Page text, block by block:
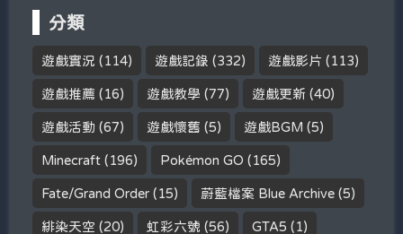
分類
遊戲實況 (114) 遊戲記錄 (332) 遊戲影片 (113)
遊戲推薦 (16) 遊戲教學 (77) 遊戲更新 (40)
遊戲活動 (67) 遊戲懷舊 (5) 遊戲BGM (5)
Minecraft (196) Pokémon GO (165)
Fate/Grand Order (15) 蔚藍檔案 Blue Archive (5)
緋染天空 (20) 虹彩六號 (56) GTA5 (1)